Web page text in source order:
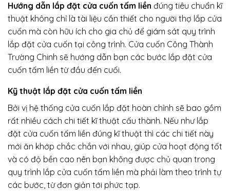
Hướng dẫn lắp đặt cửa cuốn tấm liền đúng tiêu chuẩn kĩ
thuật không chỉ là tài liệu cần thiết cho người thợ lắp cửa
cuốn mà còn hữu ích cho gia chủ để giám sát quy trình
lắp đặt cửa cuốn tại công trình. Cửa cuốn Công Thành
Trường Chinh sẽ hướng dẫn bạn các bước lắp đặt cửa
cuốn tấm liền từ đầu đến cuối.
Kỹ thuật lắp đặt cửa cuốn tấm liền
Bởi vị hệ thống cửa cuốn lắp đặt hoàn chỉnh sẽ bao gồm
rất nhiều cách chi tiết kĩ thuật cấu thành. Nếu như lắp
đặt cửa cuốn tấm liền đúng kĩ thuật thì các chi tiết này
mới ăn khớp chắc chắn với nhau, giúp cửa hoạt động tốt
và có độ bền cao nên bạn không được chủ quan trong
quy trình lắp cửa cuốn tấm liền mà phải làm theo trình tự
các bước, từ đơn giản tới phức tạp.